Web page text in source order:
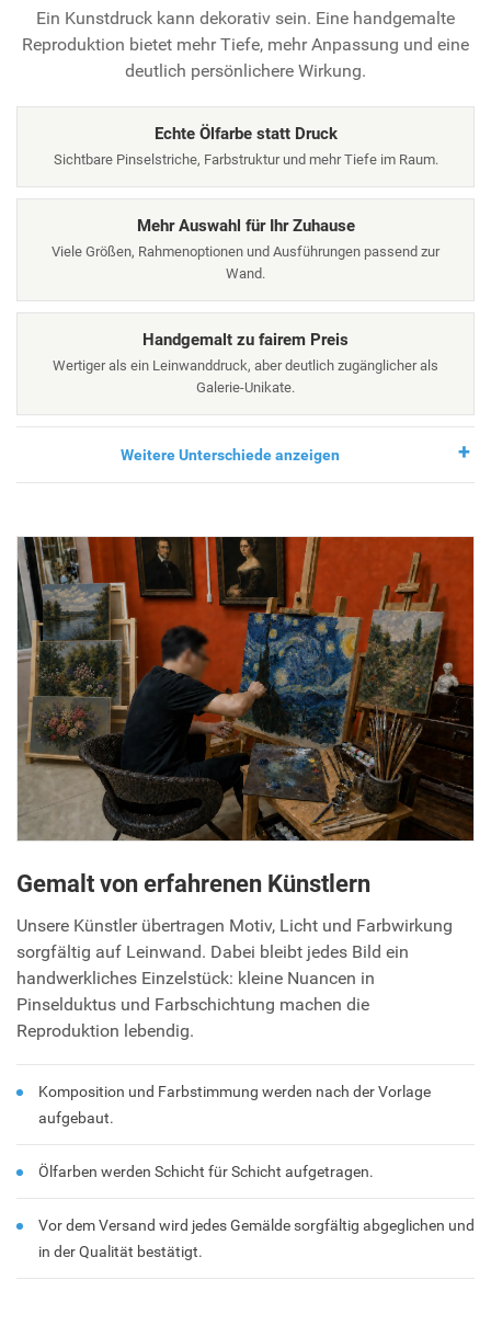
Ein Kunstdruck kann dekorativ sein. Eine handgemalte
Reproduktion bietet mehr Tiefe, mehr Anpassung und eine
deutlich persönlichere Wirkung.
Echte Ölfarbe statt Druck
Sichtbare Pinselstriche, Farbstruktur und mehr Tiefe im Raum.
Mehr Auswahl für Ihr Zuhause
Viele Größen, Rahmenoptionen und Ausführungen passend zur
Wand.
Handgemalt zu fairem Preis
Wertiger als ein Leinwanddruck, aber deutlich zugänglicher als
Galerie-Unikate.
Weitere Unterschiede anzeigen
Gemalt von erfahrenen Künstlern
Unsere Künstler übertragen Motiv, Licht und Farbwirkung
sorgfältig auf Leinwand. Dabei bleibt jedes Bild ein
handwerkliches Einzelstück: kleine Nuancen in
Pinselduktus und Farbschichtung machen die
Reproduktion lebendig.
Komposition und Farbstimmung werden nach der Vorlage
aufgebaut.
Ölfarben werden Schicht für Schicht aufgetragen.
Vor dem Versand wird jedes Gemälde sorgfältig abgeglichen und
in der Qualität bestätigt.